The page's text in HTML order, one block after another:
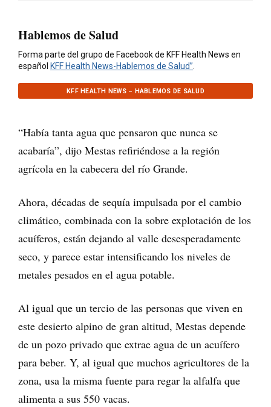
Hablemos de Salud
Forma parte del grupo de Facebook de KFF Health News en
español KFF Health News-Hablemos de Salud”.
KFF HEALTH NEWS – HABLEMOS DE SALUD
“Había tanta agua que pensaron que nunca se
acabaría”, dijo Mestas refiriéndose a la región
agrícola en la cabecera del río Grande.
Ahora, décadas de sequía impulsada por el cambio
climático, combinada con la sobre explotación de los
acuíferos, están dejando al valle desesperadamente
seco, y parece estar intensificando los niveles de
metales pesados en el agua potable.
Al igual que un tercio de las personas que viven en
este desierto alpino de gran altitud, Mestas depende
de un pozo privado que extrae agua de un acuífero
para beber. Y, al igual que muchos agricultores de la
zona, usa la misma fuente para regar la alfalfa que
alimenta a sus 550 vacas.